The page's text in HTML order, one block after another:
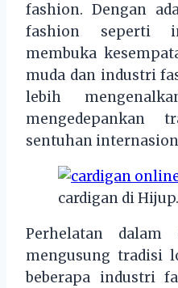
fashion. Dengan
fashion seperti
membuka
muda dan industri
lebih
mengedepankan
sentuhan
cardigan di
Perhelatan
mengusung
beberapa industri